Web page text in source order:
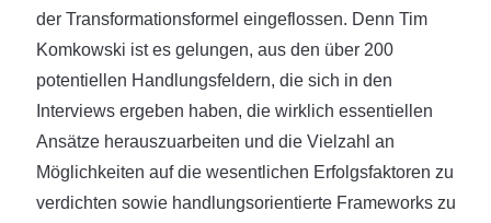
der Transformationsformel eingeflossen. Denn Tim
Komkowski ist es gelungen, aus den über 200
potentiellen Handlungsfeldern, die sich in den
Interviews ergeben haben, die wirklich essentiellen
Ansätze herauszuarbeiten und die Vielzahl an
Möglichkeiten auf die wesentlichen Erfolgsfaktoren zu
verdichten sowie handlungsorientierte Frameworks zu